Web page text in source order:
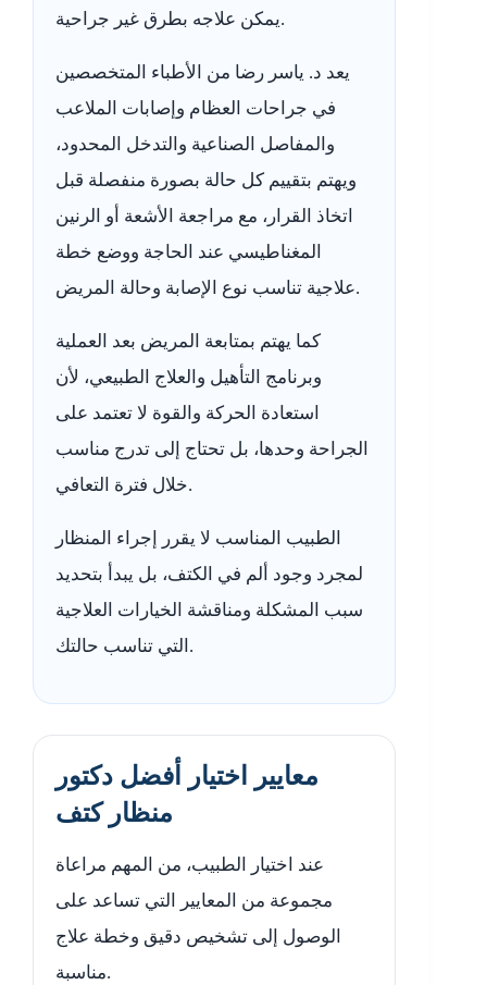
يمكن علاجه بطرق غير جراحية.
يعد د. ياسر رضا من الأطباء المتخصصين
في جراحات العظام وإصابات الملاعب
والمفاصل الصناعية والتدخل المحدود،
ويهتم بتقييم كل حالة بصورة منفصلة قبل
اتخاذ القرار، مع مراجعة الأشعة أو الرنين
المغناطيسي عند الحاجة ووضع خطة
علاجية تناسب نوع الإصابة وحالة المريض.
كما يهتم بمتابعة المريض بعد العملية
وبرنامج التأهيل والعلاج الطبيعي، لأن
استعادة الحركة والقوة لا تعتمد على
الجراحة وحدها، بل تحتاج إلى تدرج مناسب
خلال فترة التعافي.
الطبيب المناسب لا يقرر إجراء المنظار
لمجرد وجود ألم في الكتف، بل يبدأ بتحديد
سبب المشكلة ومناقشة الخيارات العلاجية
التي تناسب حالتك.
معايير اختيار أفضل دكتور
منظار كتف
عند اختيار الطبيب، من المهم مراعاة
مجموعة من المعايير التي تساعد على
الوصول إلى تشخيص دقيق وخطة علاج
مناسبة.